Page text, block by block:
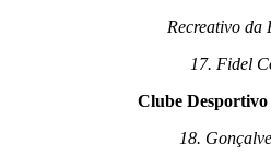
Recreativo da
17. Fidel
Clube
18.